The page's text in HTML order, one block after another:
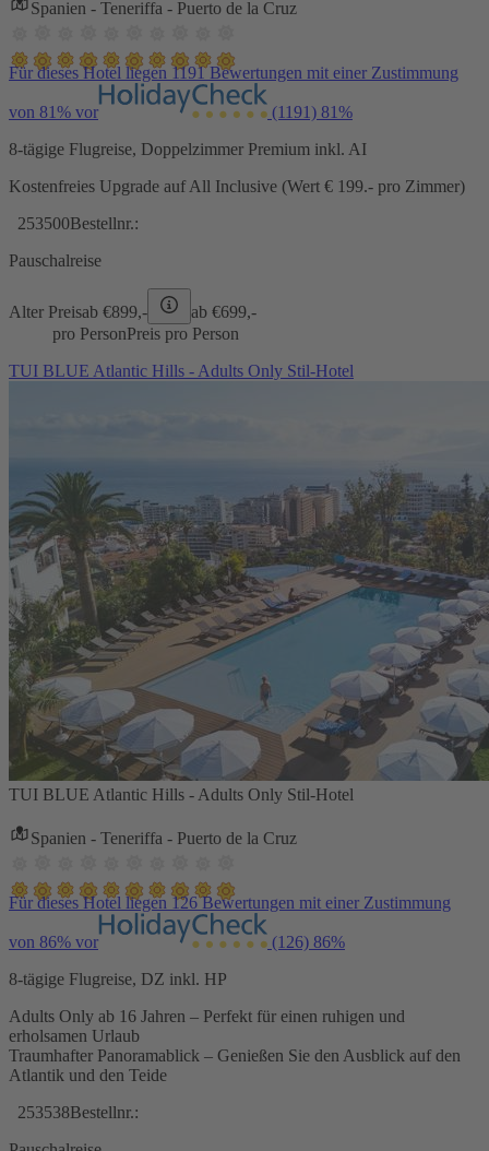
Spanien - Teneriffa - Puerto de la Cruz
Für dieses Hotel liegen 1191 Bewertungen mit einer Zustimmung
von 81% vor (1191) 81%
8-tägige Flugreise, Doppelzimmer Premium inkl. AI
Kostenfreies Upgrade auf All Inclusive (Wert € 199.- pro Zimmer)
253500Bestellnr.:
Pauschalreise
Alter Preisab €899,- ab €699,-
pro PersonPreis pro Person
TUI BLUE Atlantic Hills - Adults Only Stil-Hotel
TUI BLUE Atlantic Hills - Adults Only Stil-Hotel
Spanien - Teneriffa - Puerto de la Cruz
Für dieses Hotel liegen 126 Bewertungen mit einer Zustimmung
von 86% vor (126) 86%
8-tägige Flugreise, DZ inkl. HP
Adults Only ab 16 Jahren – Perfekt für einen ruhigen und
erholsamen Urlaub
Traumhafter Panoramablick – Genießen Sie den Ausblick auf den
Atlantik und den Teide
253538Bestellnr.: